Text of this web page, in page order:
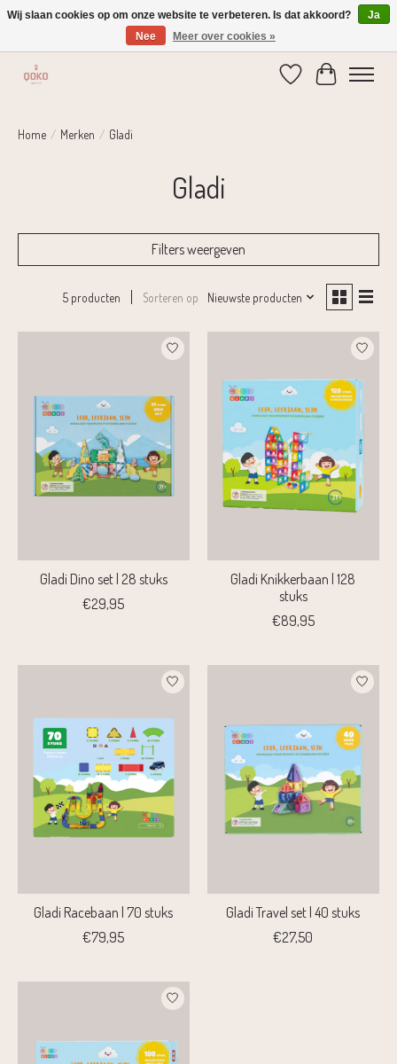
Verzending 1-2 dagen | Gratis verzending vanaf € 75,-
Verlanglijst
Home / Merken / Gladi
Gladi
Filters weergeven
5 producten Sorteren op Nieuwste producten
Gladi Dino set | 28 stuks
€29,95
Gladi Knikkerbaan | 128
stuks
€89,95
Gladi Racebaan | 70 stuks
€79,95
Gladi Travel set | 40 stuks
€27,50
Wij slaan cookies op om onze website te verbeteren. Is dat akkoord?
Ja
Nee
Meer over cookies »